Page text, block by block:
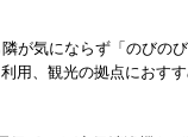
が気にならず「のびの
用、観光の拠点におす